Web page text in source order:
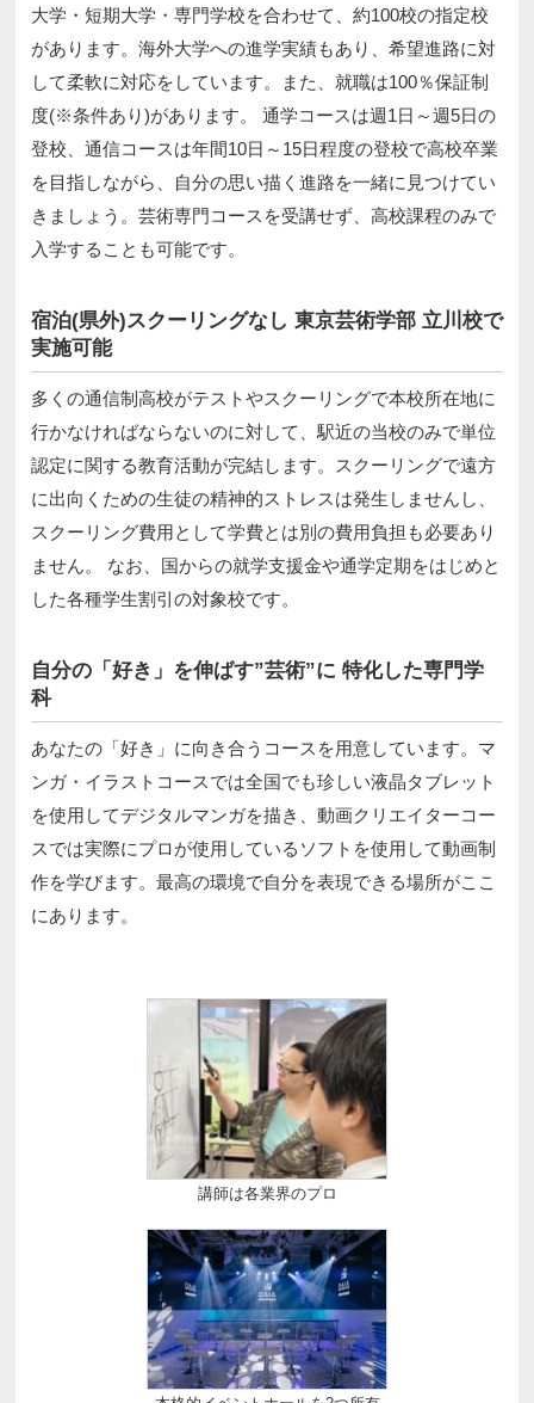
大学・短期大学・専門学校を合わせて、約100校の指定校
があります。海外大学への進学実績もあり、希望進路に対
して柔軟に対応をしています。また、就職は100％保証制
度(※条件あり)があります。 通学コースは週1日～週5日の
登校、通信コースは年間10日～15日程度の登校で高校卒業
を目指しながら、自分の思い描く進路を一緒に見つけてい
きましょう。芸術専門コースを受講せず、高校課程のみで
入学することも可能です。
宿泊(県外)スクーリングなし 東京芸術学部 立川校で
実施可能
多くの通信制高校がテストやスクーリングで本校所在地に
行かなければならないのに対して、駅近の当校のみで単位
認定に関する教育活動が完結します。スクーリングで遠方
に出向くための生徒の精神的ストレスは発生しませんし、
スクーリング費用として学費とは別の費用負担も必要あり
ません。 なお、国からの就学支援金や通学定期をはじめと
した各種学生割引の対象校です。
自分の「好き」を伸ばす”芸術”に 特化した専門学
科
あなたの「好き」に向き合うコースを用意しています。マ
ンガ・イラストコースでは全国でも珍しい液晶タブレット
を使用してデジタルマンガを描き、動画クリエイターコー
スでは実際にプロが使用しているソフトを使用して動画制
作を学びます。最高の環境で自分を表現できる場所がここ
にあります。
講師は各業界のプロ